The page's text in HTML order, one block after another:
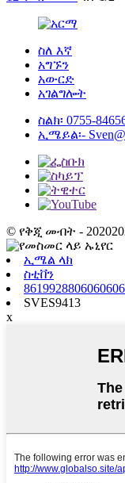
ስለ እኛ
አግኙን
አውርድ
አገልግሎት
ስልክ፡ 0755-
ኢሜይል፡-
© የቅጂ መብት -
ኢሜል ላክ
ስቲቨን
SVES9413
x